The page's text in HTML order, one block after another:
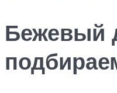
Бежевый